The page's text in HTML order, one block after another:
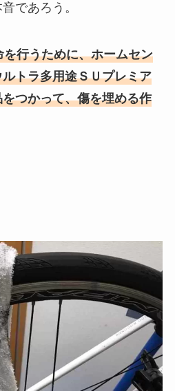
であろう。
行うために、ホームセン
トラ多用途ＳＵプレミア
つかって、傷を埋める作